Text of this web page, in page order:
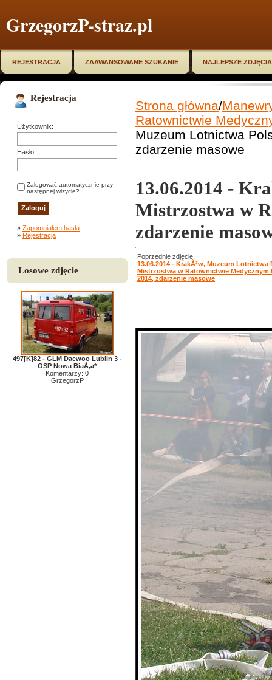
GrzegorzP-straz.pl
REJESTRACJA ZAAWANSOWANE SZUKANIE NAJLEPSZE ZDJĘCIA
Rejestracja
Użytkownik:
Hasło:
Zalogować automatycznie przy
następnej wizycie?
» Zapomniałem hasła
» Rejestracja
Losowe zdjęcie
497[K]82 - GLM Daewoo Lublin 3 -
OSP Nowa BiaÅ‚a*
Komentarzy: 0
GrzegorzP
Strona główna/
Ratownictwie
Muzeum Lotnictwa
zdarzenie masowe
13.06.2014 -
Mistrzostwa w
zdarzenie
Poprzednie zdjęcie:
13.06.2014 - KrakÃ³w, Muzeum Lotnictwa
Mistrzostwa w Ratownictwie Medycznym
2014, zdarzenie masowe